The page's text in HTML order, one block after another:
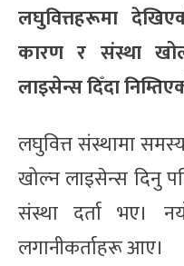
लघुवित्तहरूमा
कारण र संस्था
लाइसेन्स दिँदा
लघुवित्त संस्थामा
खोल्न लाइसेन्स दिनु
संस्था दर्ता भए।
लगानीकर्ताहरू आए।